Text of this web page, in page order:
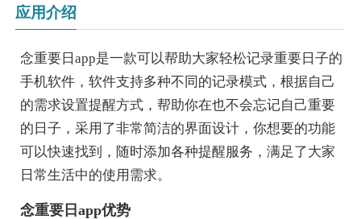
应用介绍
念重要日app是一款可以帮助大家轻松记录重要日子的
手机软件，软件支持多种不同的记录模式，根据自己
的需求设置提醒方式，帮助你在也不会忘记自己重要
的日子，采用了非常简洁的界面设计，你想要的功能
可以快速找到，随时添加各种提醒服务，满足了大家
日常生活中的使用需求。
念重要日app优势